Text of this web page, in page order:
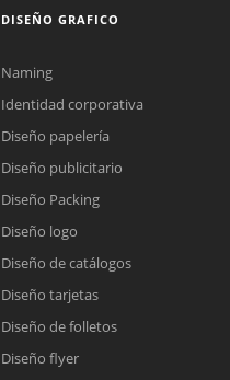
DISEÑO GRAFICO
Naming
Identidad corporativa
Diseño papelería
Diseño publicitario
Diseño Packing
Diseño logo
Diseño de catálogos
Diseño tarjetas
Diseño de folletos
Diseño flyer